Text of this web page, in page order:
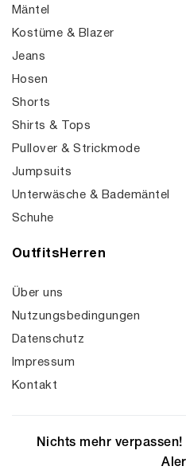
Mäntel
Kostüme & Blazer
Jeans
Hosen
Shorts
Shirts & Tops
Pullover & Strickmode
Jumpsuits
Unterwäsche & Bademäntel
Schuhe
OutfitsHerren
Über uns
Nutzungsbedingungen
Datenschutz
Impressum
Kontakt
Nichts mehr